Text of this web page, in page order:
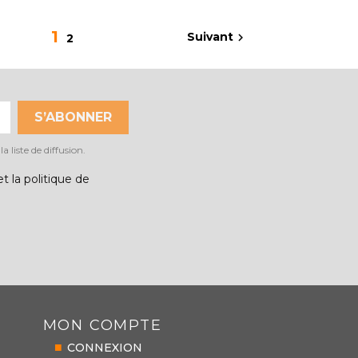
12 Suivant
liste de diffusion.
la politique de
MON COMPTE
CONNEXION